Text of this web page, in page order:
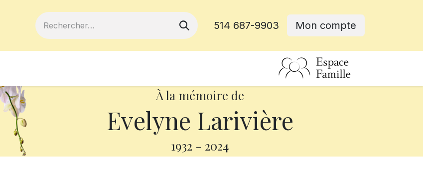
514 687-9903 Mon compte
À la mémoire de
Evelyne Larivière
1932 - 2024